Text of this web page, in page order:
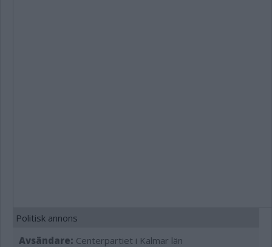
Politisk annons
Avsändare: Centerpartiet i Kalmar län